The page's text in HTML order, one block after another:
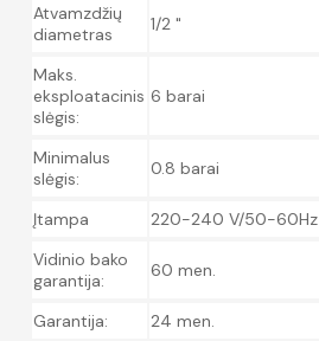
Atvamzdžių
diametras
1/2 "
Maks.
eksploatacinis
slėgis:
6 barai
Minimalus
slėgis:
0.8 barai
Įtampa
220-240 V/50-60Hz
Vidinio bako
garantija:
60 men.
Garantija: 24 men.